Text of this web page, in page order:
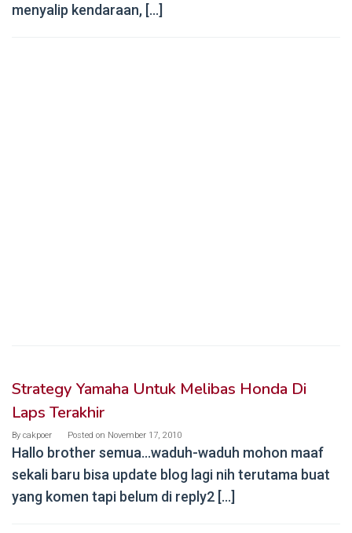
menyalip kendaraan, […]
Strategy Yamaha Untuk Melibas Honda Di
Laps Terakhir
By cakpoer Posted on November 17, 2010
Hallo brother semua…waduh-waduh mohon maaf
sekali baru bisa update blog lagi nih terutama buat
yang komen tapi belum di reply2 […]